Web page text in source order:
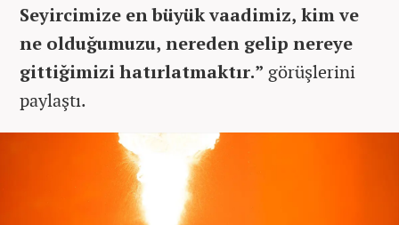
Seyircimize en büyük vaadimiz, kim ve
ne olduğumuzu, nereden gelip nereye
gittiğimizi hatırlatmaktır.” görüşlerini
paylaştı.